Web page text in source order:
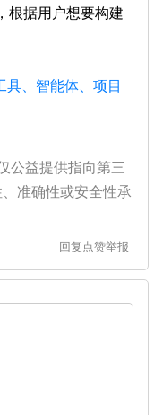
根据用户想要构建
、智能体、项目
公益提供指向第三
准确性或安全性承
回复 点赞举报